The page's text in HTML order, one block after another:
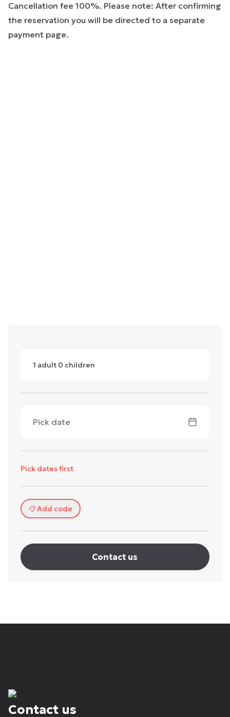
Cancellation fee 100%. Please note: After confirming
the reservation you will be directed to a separate
payment page.
1 adult 0 children
Pick date
Pick dates first
Add code
Contact us
Contact us